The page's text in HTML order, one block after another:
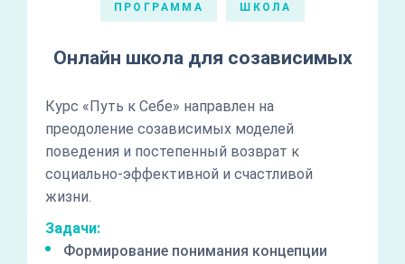
ПРОГРАММА ШКОЛА
Онлайн школа для созависимых
Курс «Путь к Себе» направлен на
преодоление созависимых моделей
поведения и постепенный возврат к
социально-эффективной и счастливой
жизни.
Задачи:
Формирование понимания концепции